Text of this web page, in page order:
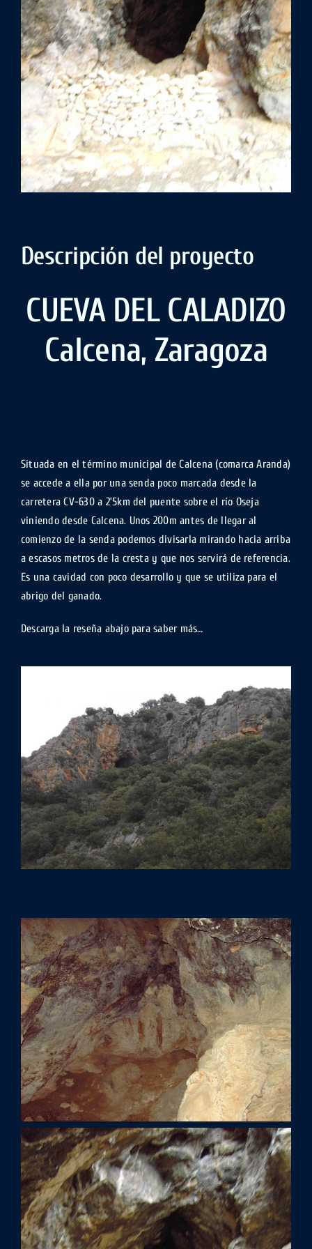
Descripción del proyecto
CUEVA DEL CALADIZO
Calcena, Zaragoza
Situada en el término municipal de Calcena (comarca Aranda)
se accede a ella por una senda poco marcada desde la
carretera CV-630 a 2’5km del puente sobre el río Oseja
viniendo desde Calcena. Unos 200m antes de llegar al
comienzo de la senda podemos divisarla mirando hacia arriba
a escasos metros de la cresta y que nos servirá de referencia.
Es una cavidad con poco desarrollo y que se utiliza para el
abrigo del ganado.
Descarga la reseña abajo para saber más…